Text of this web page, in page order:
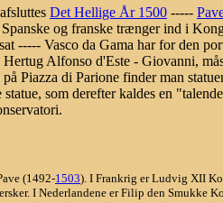
Det Hellige År 1500 -----
og franske trænger ind i
----- Vasco da Gama har for den
Alfonso d'Este - Giovanni,
Piazza di Parione finder man
statue, som derefter kaldes en
(1492-1503). I Frankrig er Ludvig XII
I Nederlandene er Filip den Smukke